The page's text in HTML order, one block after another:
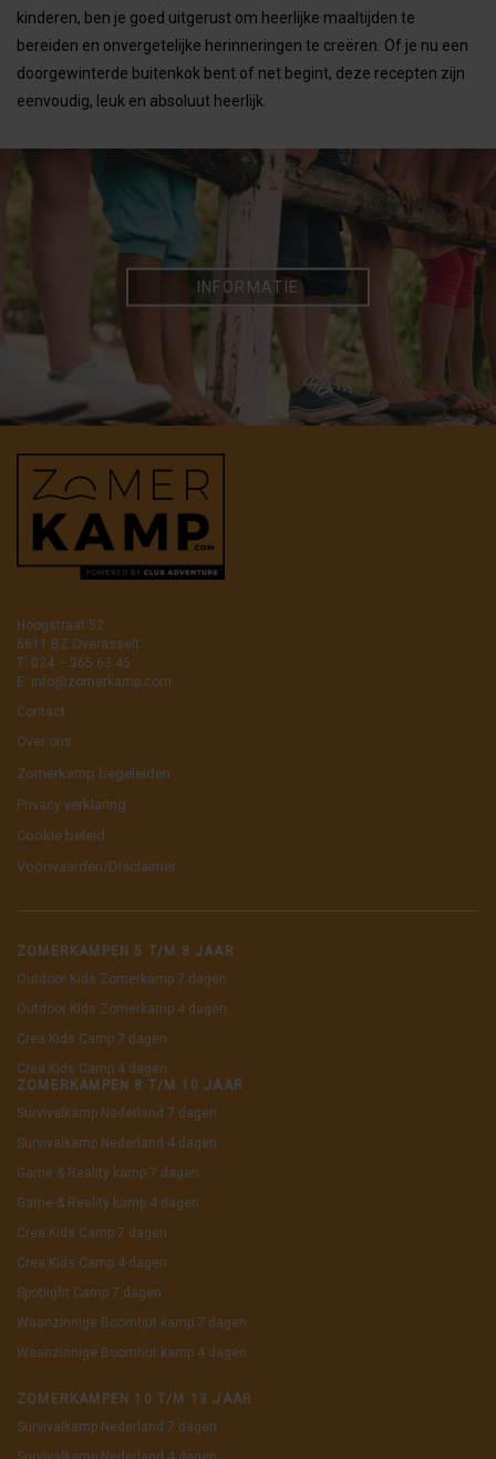
kinderen, ben je goed uitgerust om heerlijke maaltijden te
bereiden en onvergetelijke herinneringen te creëren. Of je nu een
doorgewinterde buitenkok bent of net begint, deze recepten zijn
eenvoudig, leuk en absoluut heerlijk.
INFORMATIE
Hoogstraat 52
6611 BZ Overasselt
T: 024 – 365 63 45
E: info@zomerkamp.com
Contact
Over ons
Zomerkamp begeleiden
Privacy verklaring
Cookie beleid
Voorwaarden/Disclaimer
ZOMERKAMPEN 5 T/M 8 JAAR
Outdoor Kids Zomerkamp 7 dagen
Outdoor Kids Zomerkamp 4 dagen
Crea Kids Camp 7 dagen
Crea Kids Camp 4 dagen
ZOMERKAMPEN 8 T/M 10 JAAR
Survivalkamp Nederland 7 dagen
Survivalkamp Nederland 4 dagen
Game & Reality kamp 7 dagen
Game & Reality kamp 4 dagen
Crea Kids Camp 7 dagen
Crea Kids Camp 4 dagen
Spotlight Camp 7 dagen
Waanzinnige Boomhut kamp 7 dagen
Waanzinnige Boomhut kamp 4 dagen
ZOMERKAMPEN 10 T/M 13 JAAR
Survivalkamp Nederland 7 dagen